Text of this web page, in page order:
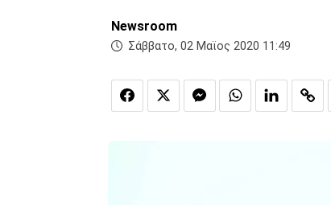
Newsroom
Σάββατο, 02 Μαϊος 2020 11:49